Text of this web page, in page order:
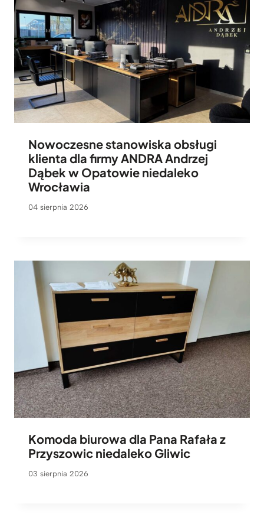
Nowoczesne stanowiska obsługi
klienta dla firmy ANDRA Andrzej
Dąbek w Opatowie niedaleko
Wrocławia
04 sierpnia 2026
Komoda biurowa dla Pana Rafała z
Przyszowic niedaleko Gliwic
03 sierpnia 2026